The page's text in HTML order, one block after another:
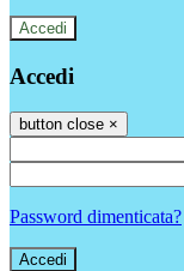
Accedi
Accedi
button close ×
Password dimenticata?